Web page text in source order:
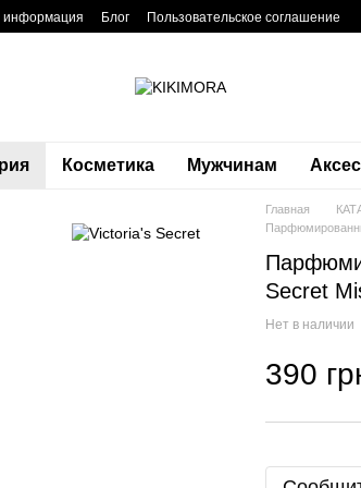
информация Блог Пользовательское соглашение
Косметика Мужчинам
Главная
Secret
Нет в наличии
390